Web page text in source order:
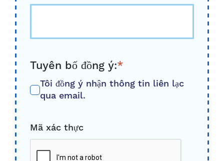
Tuyên bố đồng ý:*
Tôi đồng ý nhận thông tin liên lạc
qua email.
Mã xác thực